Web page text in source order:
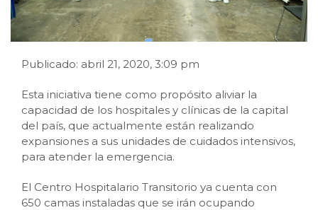
Publicado: abril 21, 2020, 3:09 pm
Esta iniciativa tiene como propósito aliviar la
capacidad de los hospitales y clínicas de la capital
del país, que actualmente están realizando
expansiones a sus unidades de cuidados intensivos,
para atender la emergencia.
El Centro Hospitalario Transitorio ya cuenta con
650 camas instaladas que se irán ocupando